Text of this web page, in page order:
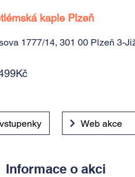
kaple Plzeň
1777/14, 301 00 Plzeň 3-
Web akce
Informace o akci